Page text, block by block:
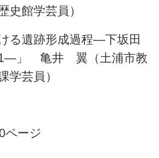
史館学芸員）
る遺跡形成過程―下坂田
1―」 亀井 翼（土浦市教
学芸員）
ージ